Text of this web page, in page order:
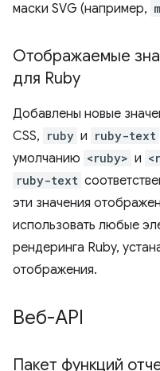
маски SVG (например,
Отображаемые
для Ruby
Добавлены новые
CSS, ruby и ruby-text
умолчанию <ruby> и
ruby-text
эти значения
использовать любые
рендеринга Ruby,
отображения.
Веб-API
Пакет функций